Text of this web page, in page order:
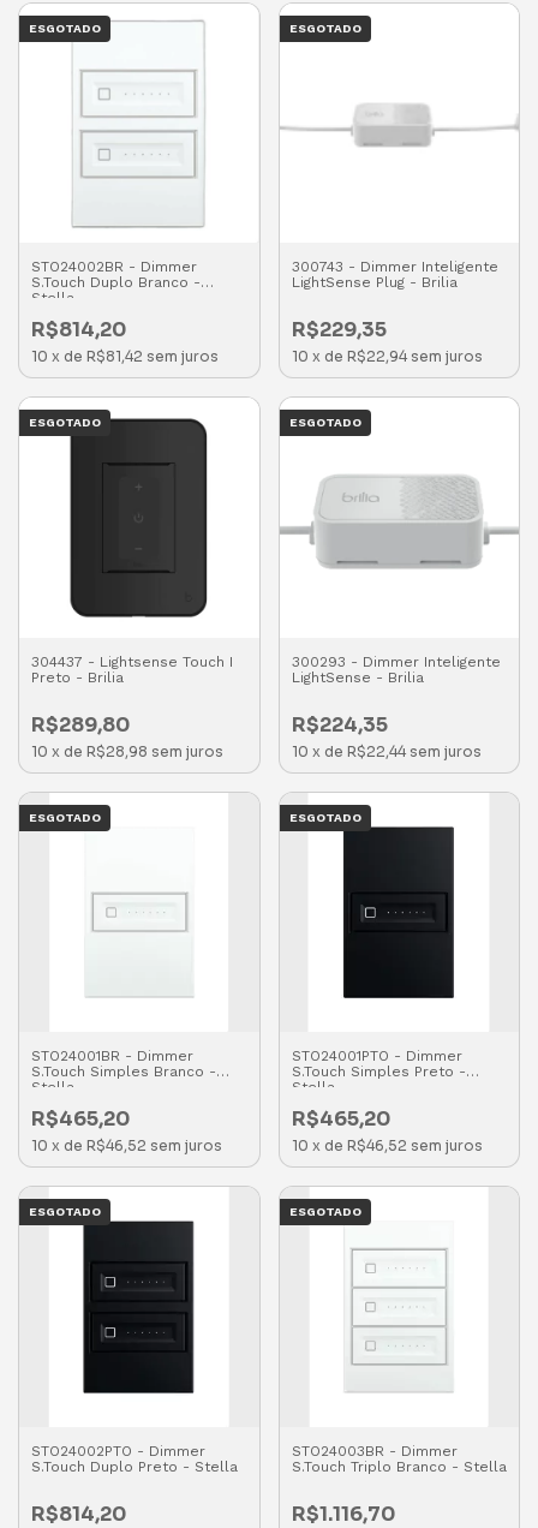
ESGOTADO
STO24002BR - Dimmer
S.Touch Duplo Branco -
Stella
R$814,20
10 x de R$81,42 sem juros
ESGOTADO
300743 - Dimmer Inteligente
LightSense Plug - Brilia
R$229,35
10 x de R$22,94 sem juros
ESGOTADO
304437 - Lightsense Touch I
Preto - Brilia
R$289,80
10 x de R$28,98 sem juros
ESGOTADO
300293 - Dimmer Inteligente
LightSense - Brilia
R$224,35
10 x de R$22,44 sem juros
ESGOTADO
STO24001BR - Dimmer
S.Touch Simples Branco -
Stella
R$465,20
10 x de R$46,52 sem juros
ESGOTADO
STO24001PTO - Dimmer
S.Touch Simples Preto -
Stella
R$465,20
10 x de R$46,52 sem juros
ESGOTADO
STO24002PTO - Dimmer
S.Touch Duplo Preto - Stella
R$814,20
ESGOTADO
STO24003BR - Dimmer
S.Touch Triplo Branco - Stella
R$1.116,70